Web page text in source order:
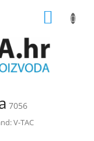
7056
V-TAC